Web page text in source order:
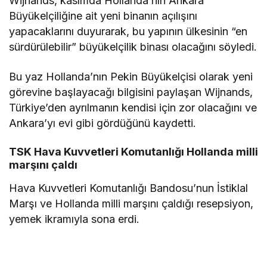
Büyükelçiliğine ait yeni binanın açılışını
yapacaklarını duyurarak, bu yapının ülkesinin “en
sürdürülebilir” büyükelçilik binası olacağını söyledi.
Bu yaz Hollanda’nın Pekin Büyükelçisi olarak yeni
görevine başlayacağı bilgisini paylaşan Wijnands,
Türkiye’den ayrılmanın kendisi için zor olacağını ve
Ankara’yı evi gibi gördüğünü kaydetti.
TSK Hava Kuvvetleri Komutanlığı Hollanda milli
marşını çaldı
Hava Kuvvetleri Komutanlığı Bandosu’nun İstiklal
Marşı ve Hollanda milli marşını çaldığı resepsiyon,
yemek ikramıyla sona erdi.